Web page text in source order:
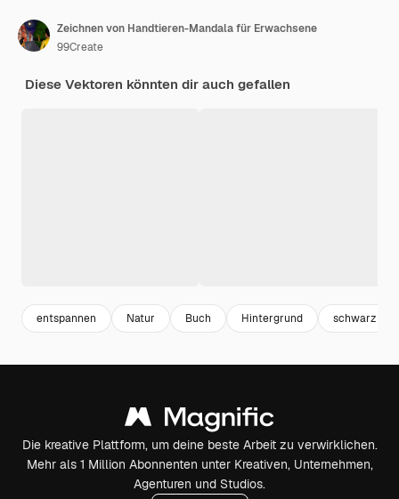
Zeichnen von Handtieren-Mandala für Erwachsene
99Create
Diese Vektoren könnten dir auch gefallen
entspannen Natur Buch Hintergrund schwarz
Die kreative Plattform, um deine beste Arbeit zu verwirklichen.
Mehr als 1 Million Abonnenten unter Kreativen, Unternehmen,
Agenturen und Studios.